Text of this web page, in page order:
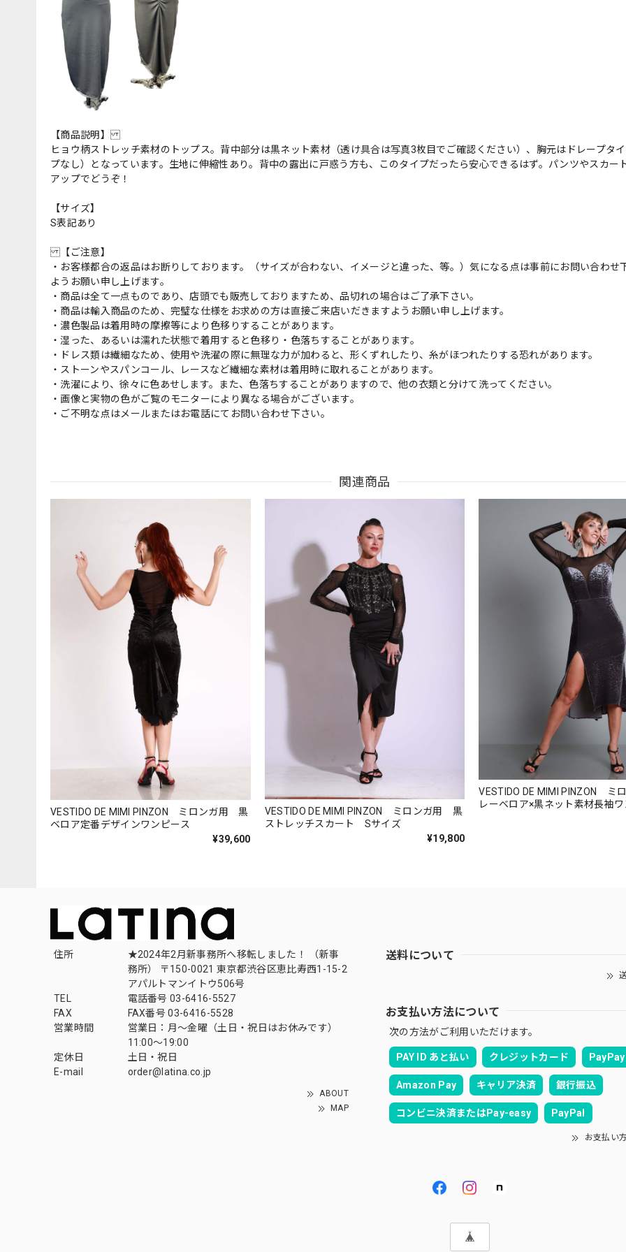
【商品説明】
ヒョウ柄ストレッチ素材のトップス。背中部分は黒ネット素材（透け具合は写真3枚目でご確認ください）、胸元はドレープタ
プなし）となっています。生地に伸縮性あり。背中の露出に戸惑う方も、このタイプだったら安心できるはず。パンツやスカー
アップでどうぞ！
【サイズ】
S表記あり
【ご注意】
・お客様都合の返品はお断りしております。（サイズが合わない、イメージと違った、等。）気になる点は事前にお問い合わせ
ようお願い申し上げます。
・商品は全て一点ものであり、店頭でも販売しておりますため、品切れの場合はご了承下さい。
・商品は輸入商品のため、完璧な仕様をお求めの方は直接ご来店いだきますようお願い申し上げます。
・濃色製品は着用時の摩擦等により色移りすることがあります。
・湿った、あるいは濡れた状態で着用すると色移り・色落ちすることがあります。
・ドレス類は繊細なため、使用や洗濯の際に無理な力が加わると、形くずれしたり、糸がほつれたりする恐れがあります。
・ストーンやスパンコール、レースなど繊細な素材は着用時に取れることがあります。
・洗濯により、徐々に色あせします。また、色落ちすることがありますので、他の衣類と分けて洗ってください。
・画像と実物の色がご覧のモニターにより異なる場合がございます。
・ご不明な点はメールまたはお電話にてお問い合わせ下さい。
関連商品
VESTIDO DE MIMI PINZON ミロンガ用 黒
ベロア定番デザインワンピース
¥39,600
VESTIDO DE MIMI PINZON ミロンガ用 黒
ストレッチスカート Sサイズ
¥19,800
VESTIDO DE MIMI PINZON ミ
レーベロア×黒ネット素材長袖
住所
★2024年2月新事務所へ移転しました！ （新事
務所） 〒150-0021 東京都渋谷区恵比寿西1-15-2
アパルトマンイトウ506号
TEL
電話番号 03-6416-5527
FAX
FAX番号 03-6416-5528
営業時間
営業日：月〜金曜（土日・祝日はお休みです）
11:00〜19:00
定休日
土日・祝日
E-mail
order@latina.co.jp
ABOUT
MAP
送料について
お支払い方法について
次の方法がご利用いただけます。
PAY ID あと払い クレジットカード PayPay
Amazon Pay キャリア決済 銀行振込
コンビニ決済またはPay-easy PayPal
お支払い